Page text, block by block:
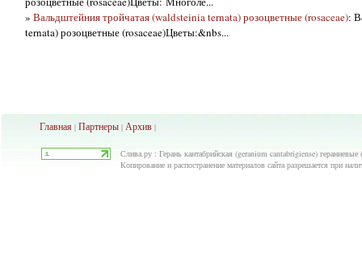
» Вальдштейния тройчатая (waldsteinia ternata) розоцветные (rosaceae):
ternata) розоцветные (rosaceae)Цветы:&nbs...
Главная| Партнеры| Архив|
Слива.ру : Герань кантабрийская (geranium cantabrigiense)
Копирование и распостранение материалов сайта разрешается при